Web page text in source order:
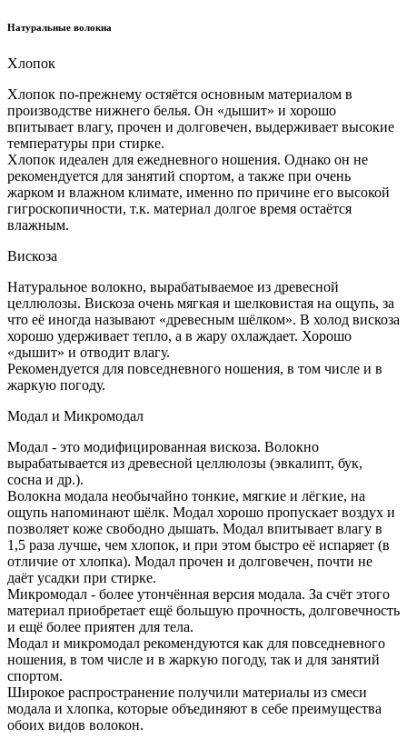
Натуральные волокна
Хлопок
Хлопок по-прежнему остяётся основным материалом в
производстве нижнего белья. Он «дышит» и хорошо
впитывает влагу, прочен и долговечен, выдерживает высокие
температуры при стирке.
Хлопок идеален для ежедневного ношения. Однако он не
рекомендуется для занятий спортом, а также при очень
жарком и влажном климате, именно по причине его высокой
гигроскопичности, т.к. материал долгое время остаётся
влажным.
Вискоза
Натуральное волокно, вырабатываемое из древесной
целлюлозы. Вискоза очень мягкая и шелковистая на ощупь, за
что её иногда называют «древесным шёлком». В холод вискоза
хорошо удерживает тепло, а в жару охлаждает. Хорошо
«дышит» и отводит влагу.
Рекомендуется для повседневного ношения, в том числе и в
жаркую погоду.
Модал и Микромодал
Модал - это модифицированная вискоза. Волокно
вырабатывается из древесной целлюлозы (эвкалипт, бук,
сосна и др.).
Волокна модала необычайно тонкие, мягкие и лёгкие, на
ощупь напоминают шёлк. Модал хорошо пропускает воздух и
позволяет коже свободно дышать. Модал впитывает влагу в
1,5 раза лучше, чем хлопок, и при этом быстро её испаряет (в
отличие от хлопка). Модал прочен и долговечен, почти не
даёт усадки при стирке.
Микромодал - более утончённая версия модала. За счёт этого
материал приобретает ещё большую прочность, долговечность
и ещё более приятен для тела.
Модал и микромодал рекомендуются как для повседневного
ношения, в том числе и в жаркую погоду, так и для занятий
спортом.
Широкое распространение получили материалы из смеси
модала и хлопка, которые объединяют в себе преимущества
обоих видов волокон.